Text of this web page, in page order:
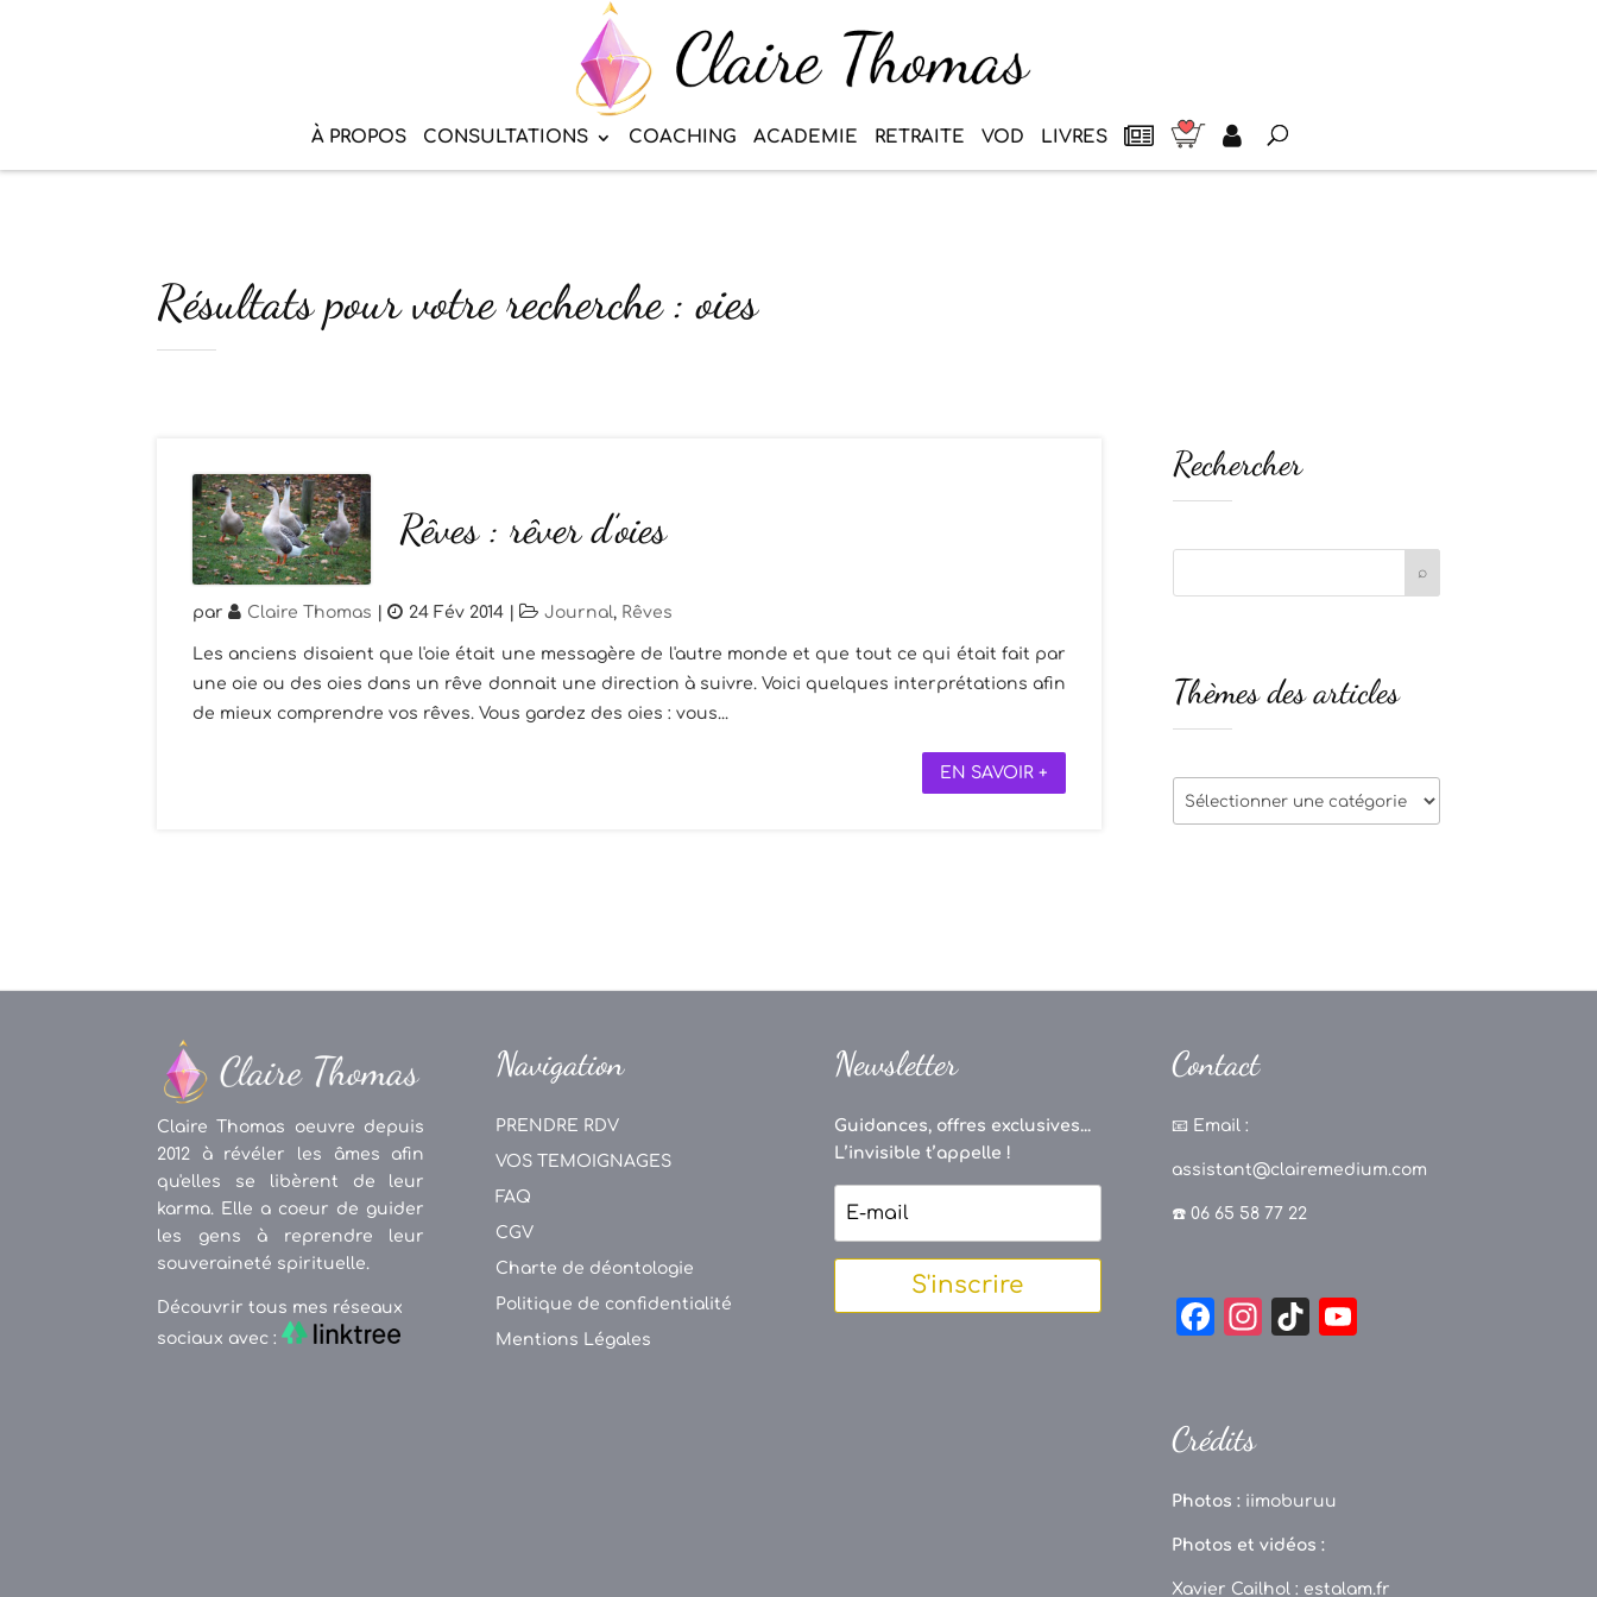
À PROPOS CONSULTATIONS COACHING ACADEMIE RETRAITE VOD LIVRES
Résultats pour votre recherche : oies
Rêves : rêver d’oies
par Claire Thomas 24 Fév 2014 Journal, Rêves
Les anciens disaient que l'oie était une messagère de l'autre monde et que tout ce qui était fait par
une oie ou des oies dans un rêve donnait une direction à suivre. Voici quelques interprétations afin
de mieux comprendre vos rêves. Vous gardez des oies : vous...
EN SAVOIR +
Rechercher
Thèmes des articles
Thèmes
des
Claire Thomas oeuvre depuis
2012 à révéler les âmes afin
qu'elles se libèrent de leur
karma. Elle a coeur de guider
les gens à reprendre leur
souveraineté spirituelle.
Découvrir tous mes réseaux
sociaux avec :
Navigation
PRENDRE RDV
VOS TEMOIGNAGES
FAQ
CGV
Charte de déontologie
Politique de confidentialité
Mentions Légales
Newsletter
Guidances, offres exclusives...
L’invisible t’appelle !
S'inscrire
Contact
📧 Email :
assistant@clairemedium.com
☎️ 06 65 58 77 22
F
e
o
o
k
In
a
m
Ti
C
Crédits
Photos : iimoburuu
Photos et vidéos :
Xavier Cailhol : estalam.fr